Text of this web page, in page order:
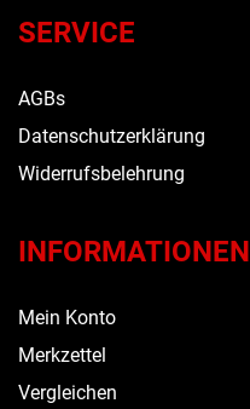
SERVICE
AGBs
Datenschutzerklärung
Widerrufsbelehrung
INFORMATIONEN
Mein Konto
Merkzettel
Vergleichen